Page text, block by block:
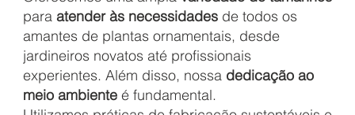
para atender às necessidadesde todos os
amantes de plantas ornamentais, desde
jardineiros novatos até profissionais
experientes. Além disso, nossa dedicação ao
meio ambiente é fundamental.